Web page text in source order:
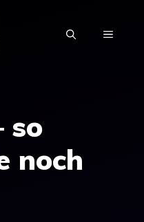
MENÜ
so
noch